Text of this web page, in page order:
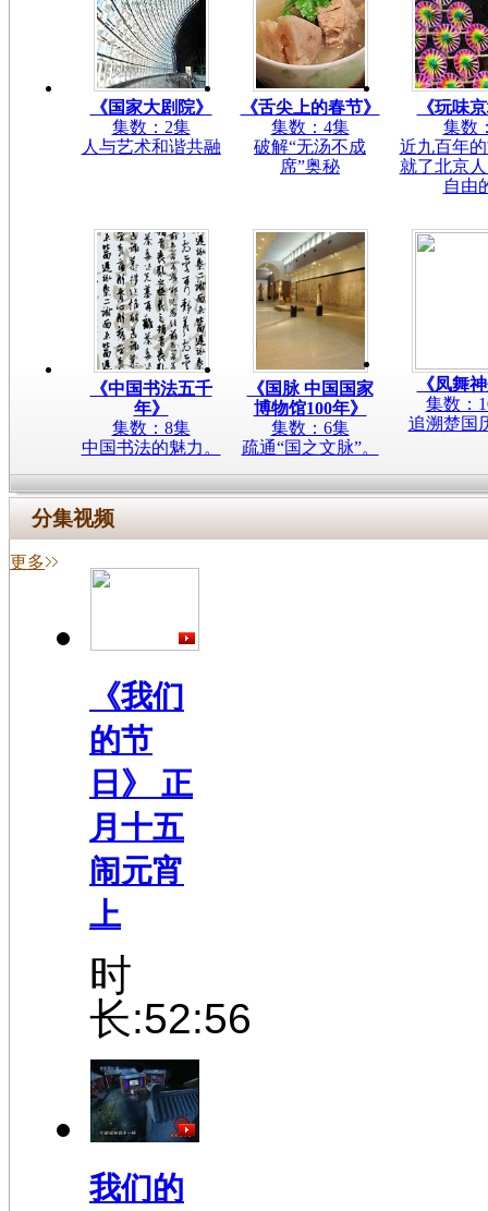
《国家大剧院》
集数：2集
人与艺术和谐共融
《舌尖上的春节》
集数：4集
破解“无汤不成
席”奥秘
《玩味
集数
近九百年
就了北京
自由
《中国书法五千
年》
集数：8集
中国书法的魅力。
《国脉 中国国家
博物馆100年》
集数：6集
疏通“国之文脉”。
《凤舞
集数：
追溯楚国
分集视频
更多
《我们
的节
日》 正
月十五
闹元宵
上
时
长:52:56
我们的